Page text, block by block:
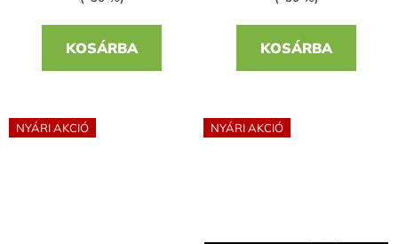
KOSÁRBA KOSÁRBA
NYÁRI AKCIÓ NYÁRI AKCIÓ